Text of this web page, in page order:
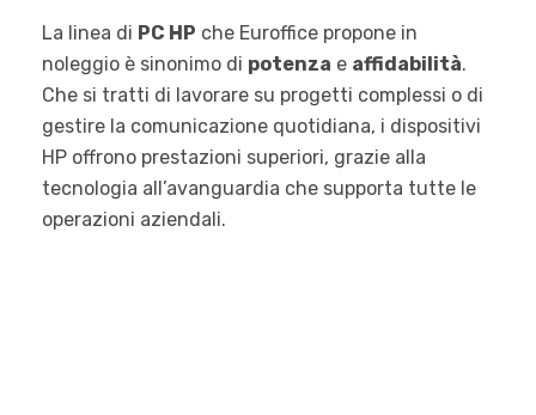
La linea di PC HP che Euroffice propone in
noleggio è sinonimo di potenza e affidabilità.
Che si tratti di lavorare su progetti complessi o di
gestire la comunicazione quotidiana, i dispositivi
HP offrono prestazioni superiori, grazie alla
tecnologia all’avanguardia che supporta tutte le
operazioni aziendali.